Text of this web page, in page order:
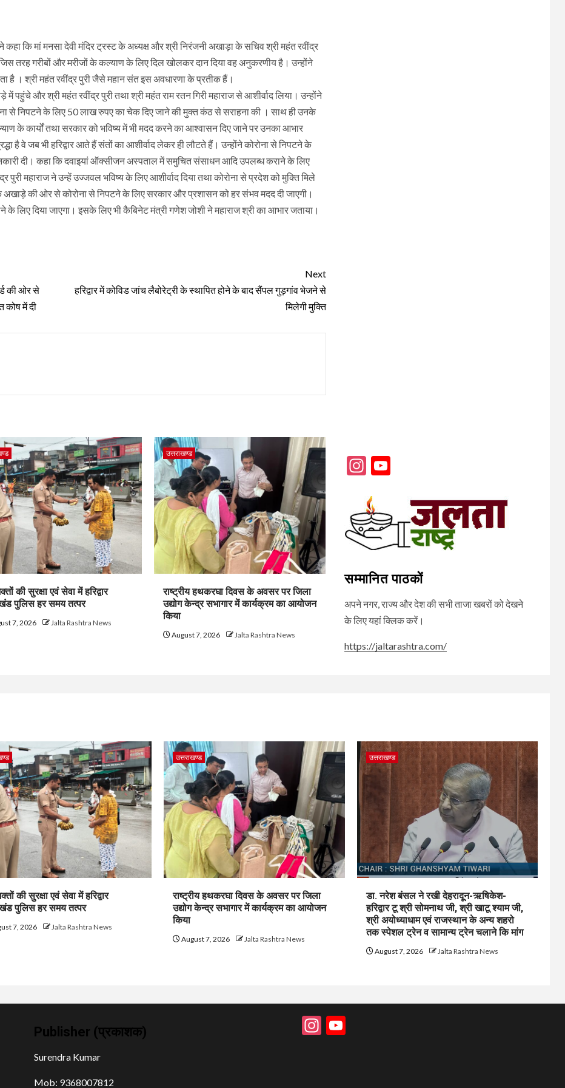
कि मां मनसा देवी मंदिर ट्रस्ट के अध्यक्ष और श्री निरंजनी अखाड़ा के सचिव श्री महंत रवींद्र
तरह गरीबों और मरीजों के कल्याण के लिए दिल खोलकर दान दिया वह अनुकरणीय है। उन्होंने
है । श्री महंत रवींद्र पुरी जैसे महान संत इस अवधारणा के प्रतीक हैं।
में पहुंचे और श्री महंत रवींद्र पुरी तथा श्री महंत राम रतन गिरी महाराज से आशीर्वाद लिया। उन्होंने
से निपटने के लिए 50 लाख रुपए का चेक दिए जाने की मुक्त कंठ से सराहना की । साथ ही उनके
के कार्यों तथा सरकार को भविष्य में भी मदद करने का आश्वासन दिए जाने पर उनका आभार
है वे जब भी हरिद्वार आते हैं संतों का आशीर्वाद लेकर ही लौटते हैं। उन्होंने कोरोना से निपटने के
दी। कहा कि दवाइयां ऑक्सीजन अस्पताल में समुचित संसाधन आदि उपलब्ध कराने के लिए
महाराज ने उन्हें उज्जवल भविष्य के लिए आशीर्वाद दिया तथा कोरोना से प्रदेश को मुक्ति मिले
अखाड़े की ओर से कोरोना से निपटने के लिए सरकार और प्रशासन को हर संभव मदद दी जाएगी।
दिया जाएगा। इसके लिए भी कैबिनेट मंत्री गणेश जोशी ने महाराज श्री का आभार जताया।
की ओर से
कोष में दी
Next
हरिद्वार में कोविड जांच लैबोरेट्री के स्थापित होने के बाद सैंपल गुड़गांव भेजने से
मिलेगी मुक्ति
की सुरक्षा एवं सेवा में हरिद्वार
पुलिस हर समय तत्पर
7, 2026 Jalta Rashtra News
उत्तराखण्ड
राष्ट्रीय हथकरघा दिवस के अवसर पर जिला
उद्योग केन्द्र सभागार में कार्यक्रम का आयोजन
किया
August 7, 2026 Jalta Rashtra News
Instagram
YouTube
सम्मानित पाठकों
अपने नगर, राज्य और देश की सभी ताजा खबरों को देखने
के लिए यहां क्लिक करें।
https://jaltarashtra.com/
की सुरक्षा एवं सेवा में हरिद्वार
पुलिस हर समय तत्पर
7, 2026 Jalta Rashtra News
उत्तराखण्ड
राष्ट्रीय हथकरघा दिवस के अवसर पर जिला
उद्योग केन्द्र सभागार में कार्यक्रम का आयोजन
किया
August 7, 2026 Jalta Rashtra News
उत्तराखण्ड
डा. नरेश बंसल ने रखी देहरादून-ऋषिकेश-
हरिद्वार टू श्री सोमनाथ जी, श्री खाटू श्याम जी,
श्री अयोध्याधाम एवं राजस्थान के अन्य शहरो
तक स्पेशल ट्रेन व सामान्य ट्रेन चलाने कि मांग
August 7, 2026 Jalta Rashtra News
Publisher (प्रकाशक)
Surendra Kumar
Mob: 9368007812
Instagram